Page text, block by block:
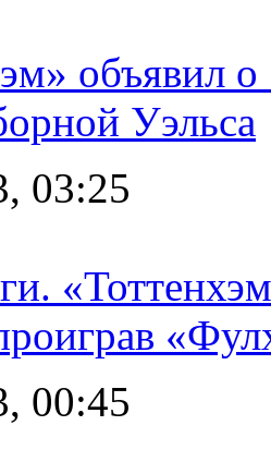
объявил
Уэльса
03:25
00:45